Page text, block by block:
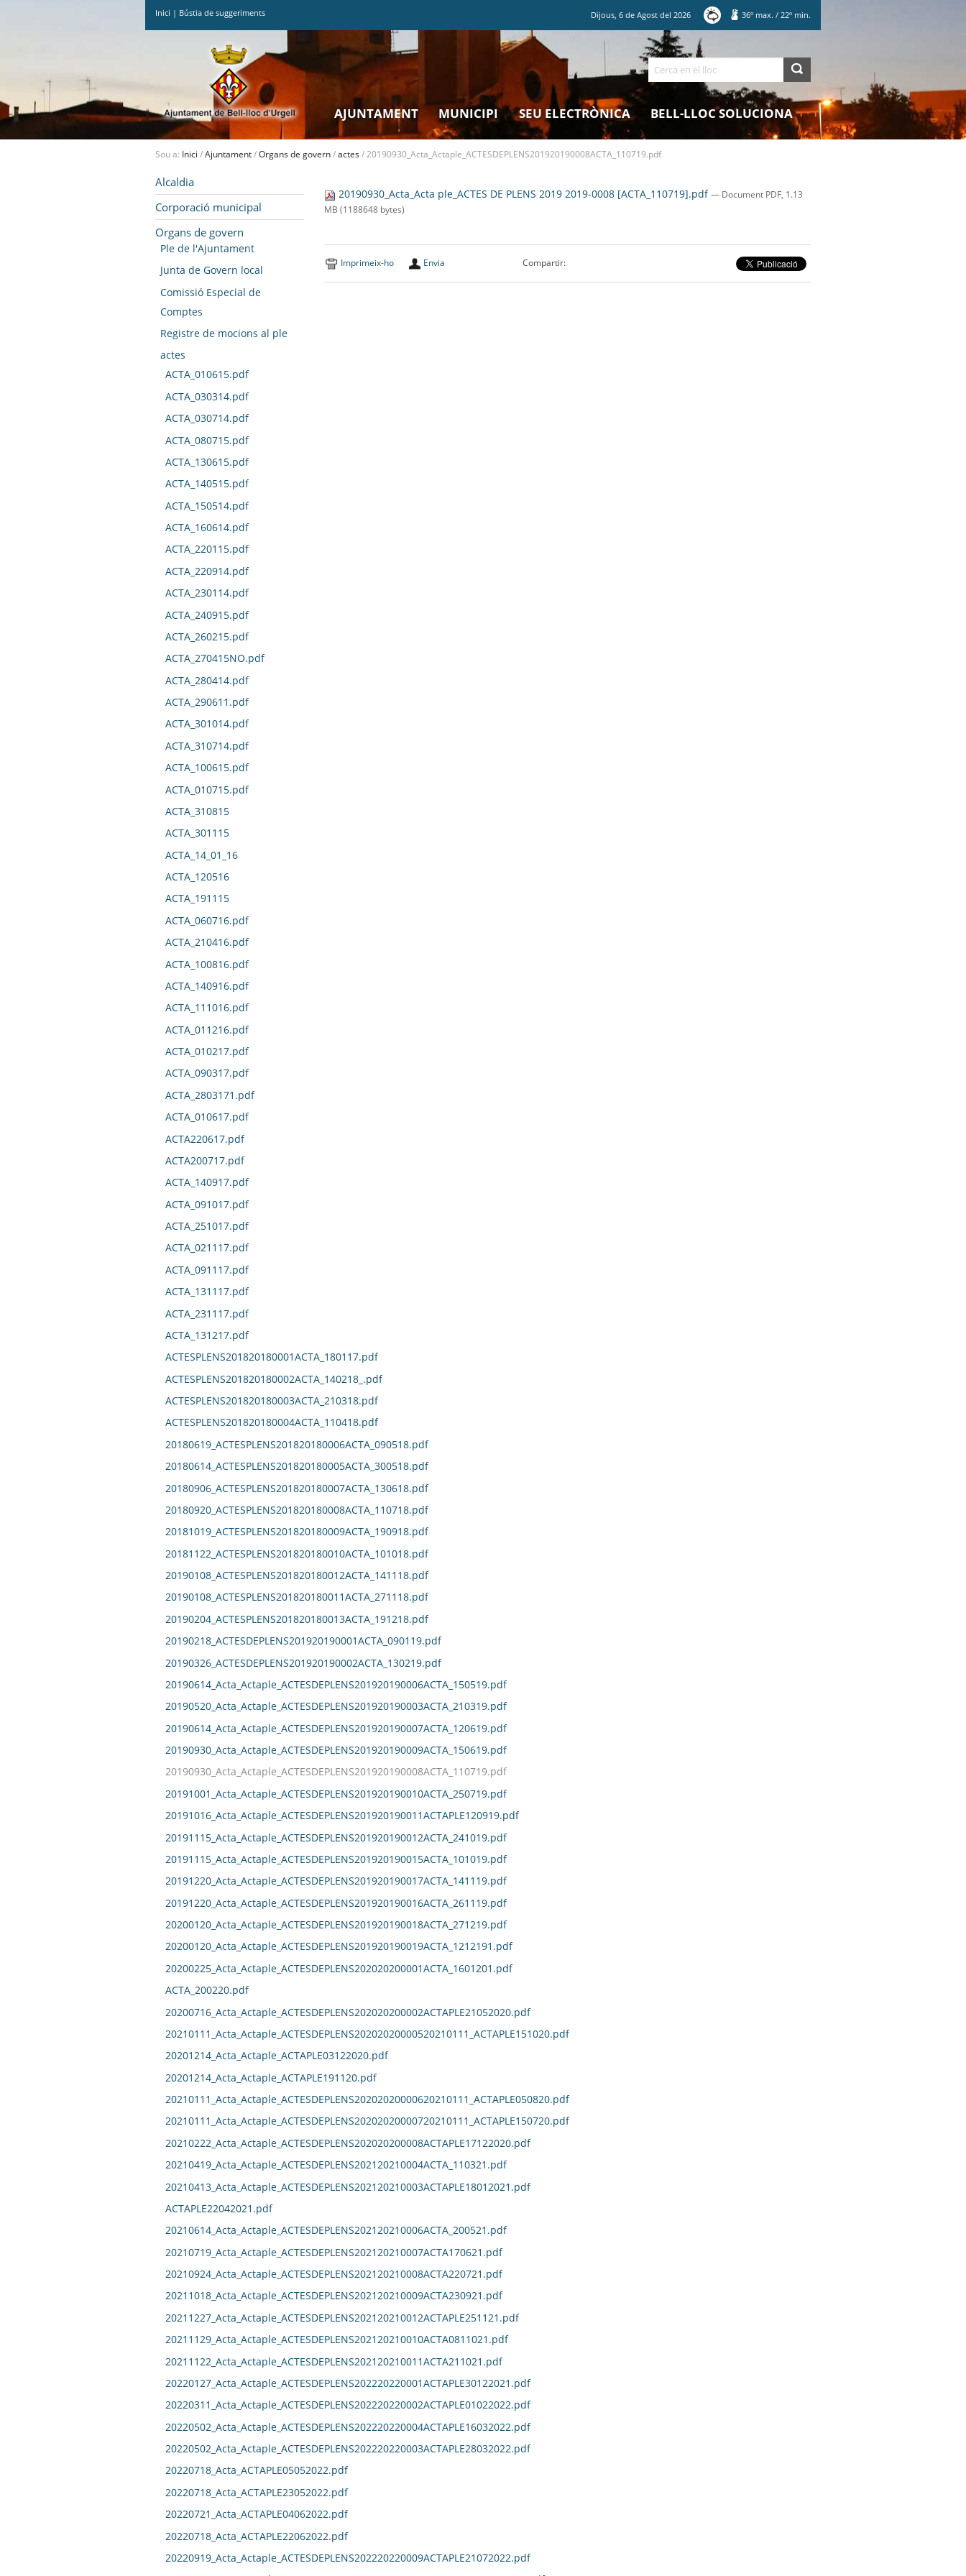
Inici | Bústia de suggeriments Dijous,6 deAgost del2026 36º max. / 22º min.
Cerca
AJUNTAMENT MUNICIPI SEU ELECTRÒNICA BELL-LLOC SOLUCIONA
Sou a: Inici /Ajuntament/Organs de govern/actes/20190930_Acta_Actaple_ACTESDEPLENS201920190008ACTA_110719.pdf
Alcaldia
Corporació municipal
Organs de govern
Ple de l'Ajuntament
Junta de Govern local
Comissió Especial de
Comptes
Registre de mocions al ple
actes
ACTA_010615.pdf
ACTA_030314.pdf
ACTA_030714.pdf
ACTA_080715.pdf
ACTA_130615.pdf
ACTA_140515.pdf
ACTA_150514.pdf
ACTA_160614.pdf
ACTA_220115.pdf
ACTA_220914.pdf
ACTA_230114.pdf
ACTA_240915.pdf
ACTA_260215.pdf
ACTA_270415NO.pdf
ACTA_280414.pdf
ACTA_290611.pdf
ACTA_301014.pdf
ACTA_310714.pdf
ACTA_100615.pdf
ACTA_010715.pdf
ACTA_310815
ACTA_301115
ACTA_14_01_16
ACTA_120516
ACTA_191115
ACTA_060716.pdf
ACTA_210416.pdf
ACTA_100816.pdf
ACTA_140916.pdf
ACTA_111016.pdf
ACTA_011216.pdf
ACTA_010217.pdf
ACTA_090317.pdf
ACTA_2803171.pdf
ACTA_010617.pdf
ACTA220617.pdf
ACTA200717.pdf
ACTA_140917.pdf
ACTA_091017.pdf
ACTA_251017.pdf
ACTA_021117.pdf
ACTA_091117.pdf
ACTA_131117.pdf
ACTA_231117.pdf
ACTA_131217.pdf
ACTESPLENS201820180001ACTA_180117.pdf
ACTESPLENS201820180002ACTA_140218_.pdf
ACTESPLENS201820180003ACTA_210318.pdf
ACTESPLENS201820180004ACTA_110418.pdf
20180619_ACTESPLENS201820180006ACTA_090518.pdf
20180614_ACTESPLENS201820180005ACTA_300518.pdf
20180906_ACTESPLENS201820180007ACTA_130618.pdf
20180920_ACTESPLENS201820180008ACTA_110718.pdf
20181019_ACTESPLENS201820180009ACTA_190918.pdf
20181122_ACTESPLENS201820180010ACTA_101018.pdf
20190108_ACTESPLENS201820180012ACTA_141118.pdf
20190108_ACTESPLENS201820180011ACTA_271118.pdf
20190204_ACTESPLENS201820180013ACTA_191218.pdf
20190218_ACTESDEPLENS201920190001ACTA_090119.pdf
20190326_ACTESDEPLENS201920190002ACTA_130219.pdf
20190614_Acta_Actaple_ACTESDEPLENS201920190006ACTA_150519.pdf
20190520_Acta_Actaple_ACTESDEPLENS201920190003ACTA_210319.pdf
20190614_Acta_Actaple_ACTESDEPLENS201920190007ACTA_120619.pdf
20190930_Acta_Actaple_ACTESDEPLENS201920190009ACTA_150619.pdf
20190930_Acta_Actaple_ACTESDEPLENS201920190008ACTA_110719.pdf
20191001_Acta_Actaple_ACTESDEPLENS201920190010ACTA_250719.pdf
20191016_Acta_Actaple_ACTESDEPLENS201920190011ACTAPLE120919.pdf
20191115_Acta_Actaple_ACTESDEPLENS201920190012ACTA_241019.pdf
20191115_Acta_Actaple_ACTESDEPLENS201920190015ACTA_101019.pdf
20191220_Acta_Actaple_ACTESDEPLENS201920190017ACTA_141119.pdf
20191220_Acta_Actaple_ACTESDEPLENS201920190016ACTA_261119.pdf
20200120_Acta_Actaple_ACTESDEPLENS201920190018ACTA_271219.pdf
20200120_Acta_Actaple_ACTESDEPLENS201920190019ACTA_1212191.pdf
20200225_Acta_Actaple_ACTESDEPLENS202020200001ACTA_1601201.pdf
ACTA_200220.pdf
20200716_Acta_Actaple_ACTESDEPLENS202020200002ACTAPLE21052020.pdf
20210111_Acta_Actaple_ACTESDEPLENS20202020000520210111_ACTAPLE151020.pdf
20201214_Acta_Actaple_ACTAPLE03122020.pdf
20201214_Acta_Actaple_ACTAPLE191120.pdf
20210111_Acta_Actaple_ACTESDEPLENS20202020000620210111_ACTAPLE050820.pdf
20210111_Acta_Actaple_ACTESDEPLENS20202020000720210111_ACTAPLE150720.pdf
20210222_Acta_Actaple_ACTESDEPLENS202020200008ACTAPLE17122020.pdf
20210419_Acta_Actaple_ACTESDEPLENS202120210004ACTA_110321.pdf
20210413_Acta_Actaple_ACTESDEPLENS202120210003ACTAPLE18012021.pdf
ACTAPLE22042021.pdf
20210614_Acta_Actaple_ACTESDEPLENS202120210006ACTA_200521.pdf
20210719_Acta_Actaple_ACTESDEPLENS202120210007ACTA170621.pdf
20210924_Acta_Actaple_ACTESDEPLENS202120210008ACTA220721.pdf
20211018_Acta_Actaple_ACTESDEPLENS202120210009ACTA230921.pdf
20211227_Acta_Actaple_ACTESDEPLENS202120210012ACTAPLE251121.pdf
20211129_Acta_Actaple_ACTESDEPLENS202120210010ACTA0811021.pdf
20211122_Acta_Actaple_ACTESDEPLENS202120210011ACTA211021.pdf
20220127_Acta_Actaple_ACTESDEPLENS202220220001ACTAPLE30122021.pdf
20220311_Acta_Actaple_ACTESDEPLENS202220220002ACTAPLE01022022.pdf
20220502_Acta_Actaple_ACTESDEPLENS202220220004ACTAPLE16032022.pdf
20220502_Acta_Actaple_ACTESDEPLENS202220220003ACTAPLE28032022.pdf
20220718_Acta_ACTAPLE05052022.pdf
20220718_Acta_ACTAPLE23052022.pdf
20220721_Acta_ACTAPLE04062022.pdf
20220718_Acta_ACTAPLE22062022.pdf
20220919_Acta_Actaple_ACTESDEPLENS202220220009ACTAPLE21072022.pdf
20190930_Acta_Acta ple_ACTES DE PLENS 2019 2019-0008 [ACTA_110719].pdf— Document PDF, 1.13
MB (1188648 bytes)
Imprimeix-ho Envia Compartir: